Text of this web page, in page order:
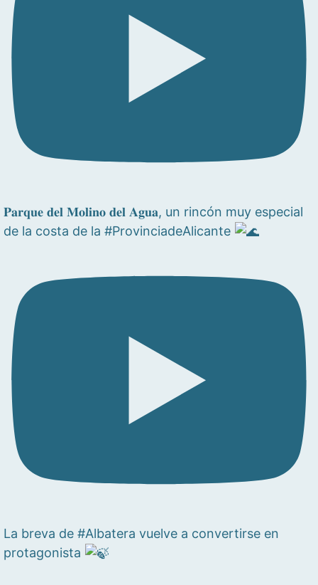
𝐏𝐚𝐫𝐪𝐮𝐞 𝐝𝐞𝐥 𝐌𝐨𝐥𝐢𝐧𝐨 𝐝𝐞𝐥 𝐀𝐠𝐮𝐚, un rincón muy especial
de la costa de la #ProvinciadeAlicante
La breva de #Albatera vuelve a convertirse en
protagonista